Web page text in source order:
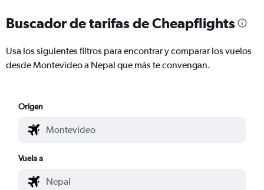
Buscador de tarifas de Cheapflights
Usa los siguientes filtros para encontrar y comparar los vuelos
desde Montevideo a Nepal que más te convengan.
Origen
Vuela a